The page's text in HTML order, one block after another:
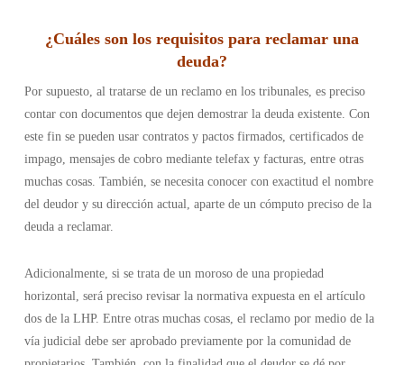
¿Cuáles son los requisitos para reclamar una
deuda?
Por supuesto, al tratarse de un reclamo en los tribunales, es preciso
contar con documentos que dejen demostrar la deuda existente. Con
este fin se pueden usar contratos y pactos firmados, certificados de
impago, mensajes de cobro mediante telefax y facturas, entre otras
muchas cosas. También, se necesita conocer con exactitud el nombre
del deudor y su dirección actual, aparte de un cómputo preciso de la
deuda a reclamar.
Adicionalmente, si se trata de un moroso de una propiedad
horizontal, será preciso revisar la normativa expuesta en el artículo
dos de la LHP. Entre otras muchas cosas, el reclamo por medio de la
vía judicial debe ser aprobado previamente por la comunidad de